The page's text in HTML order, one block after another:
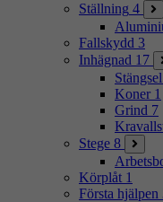
Ställning 4
Fallskydd 3
Inhägnad 17
Stängsel
Koner 1
Grind 7
Stege 8
Körplåt 1
Första hjälpen